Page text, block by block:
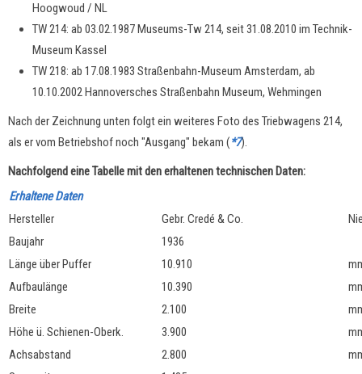
Hoogwoud / NL
TW 214: ab 03.02.1987 Museums-Tw 214, seit 31.08.2010 im Technik-
Museum Kassel
TW 218: ab 17.08.1983 Straßenbahn-Museum Amsterdam, ab
10.10.2002 Hannoversches Straßenbahn Museum, Wehmingen
Nach der Zeichnung unten folgt ein weiteres Foto des Triebwagens 214,
als er vom Betriebshof noch "Ausgang" bekam (*7).
Nachfolgend eine Tabelle mit den erhaltenen technischen Daten:
Erhaltene Daten
Hersteller
Gebr. Credé & Co.
Baujahr
1936
Länge über Puffer
10.910
Aufbaulänge
10.390
Breite
2.100
Höhe ü. Schienen-Oberk.
3.900
Achsabstand
2.800